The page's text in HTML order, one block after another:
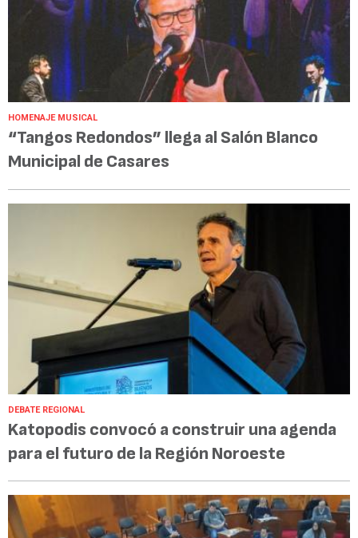
HOMENAJE MUSICAL
“Tangos Redondos” llega al Salón Blanco
Municipal de Casares
DEBATE REGIONAL
Katopodis convocó a construir una agenda
para el futuro de la Región Noroeste